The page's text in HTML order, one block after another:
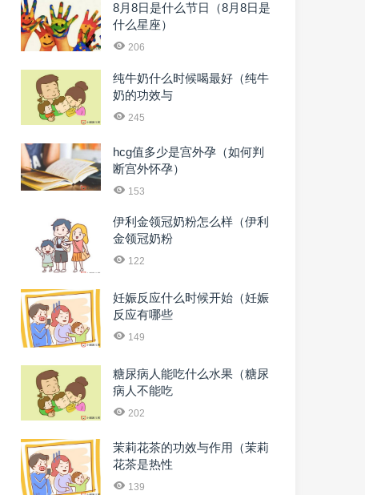
8月8日是什么节日（8月8日是
什么星座）
206
纯牛奶什么时候喝最好（纯牛
奶的功效与
245
hcg值多少是宫外孕（如何判
断宫外怀孕）
153
伊利金领冠奶粉怎么样（伊利
金领冠奶粉
122
妊娠反应什么时候开始（妊娠
反应有哪些
149
糖尿病人能吃什么水果（糖尿
病人不能吃
202
茉莉花茶的功效与作用（茉莉
花茶是热性
139